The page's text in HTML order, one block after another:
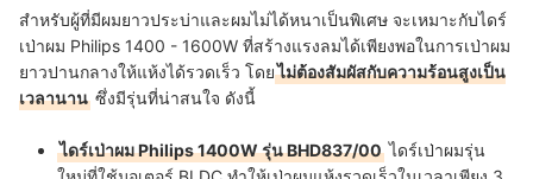
สำหรับผู้ที่มีผมยาวประบ่าและผมไม่ได้หนาเป็นพิเศษ จะเหมาะกับไดร์
เป่าผม Philips 1400 - 1600W ที่สร้างแรงลมได้เพียงพอในการเป่าผม
ยาวปานกลางให้แห้งได้รวดเร็ว โดยไม่ต้องสัมผัสกับความร้อนสูงเป็น
เวลานาน ซึ่งมีรุ่นที่น่าสนใจ ดังนี้
ไดร์เป่าผม Philips 1400W รุ่น BHD837/00 ไดร์เป่าผมรุ่น